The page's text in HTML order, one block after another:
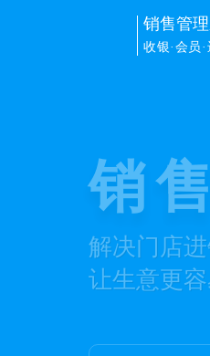
销售管
收银·会员
销
解决门店
让生意更